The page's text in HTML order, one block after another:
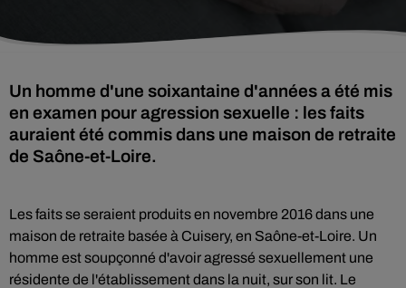
Un homme d'une soixantaine d'années a été mis
en examen pour agression sexuelle : les faits
auraient été commis dans une maison de retraite
de Saône-et-Loire.
Les faits se seraient produits en novembre 2016 dans une
maison de retraite basée à Cuisery, en Saône-et-Loire. Un
homme est soupçonné d'avoir agressé sexuellement une
résidente de l'établissement dans la nuit, sur son lit. Le